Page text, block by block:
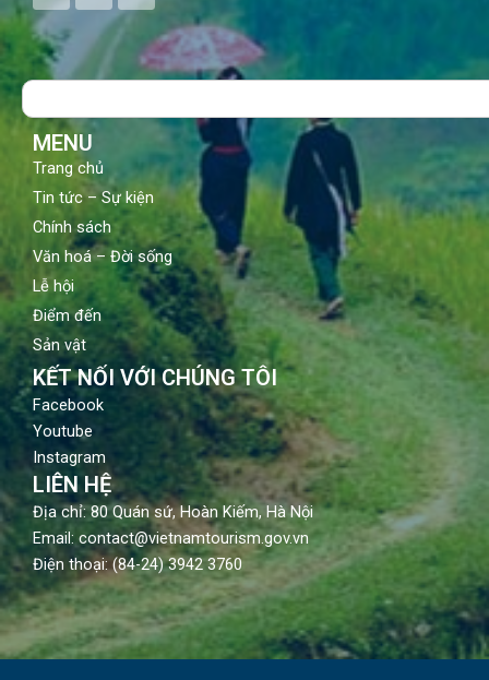
c
e
b
o
u
t
u
b
s
a
g
Search
MENU
Trang chủ
Tin tức – Sự kiện
Chính sách
Văn hoá – Đời sống
Lễ hội
Điểm đến
Sản vật
KẾT NỐI VỚI CHÚNG TÔI
Facebook
Youtube
Instagram
LIÊN HỆ
Địa chỉ: 80 Quán sứ, Hoàn Kiếm, Hà Nội
Email: contact@vietnamtourism.gov.vn
Điện thoại: (84-24) 3942 3760